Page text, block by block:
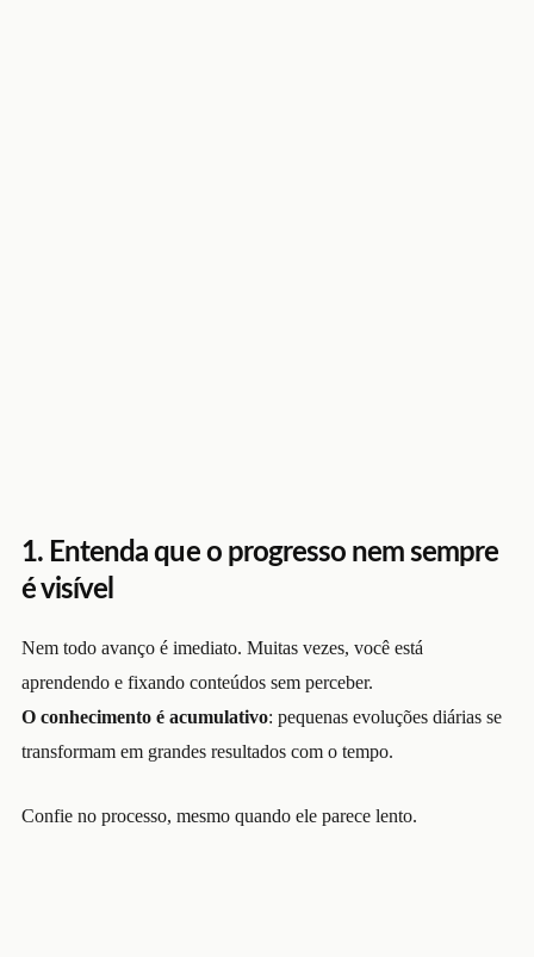
1. Entenda que o progresso nem sempre
é visível
Nem todo avanço é imediato. Muitas vezes, você está
aprendendo e fixando conteúdos sem perceber.
O conhecimento é acumulativo: pequenas evoluções diárias se
transformam em grandes resultados com o tempo.
Confie no processo, mesmo quando ele parece lento.